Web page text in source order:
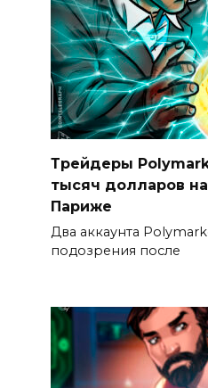
Трейдеры
тысяч долларов
Париже
Два аккаунта
подозрения после